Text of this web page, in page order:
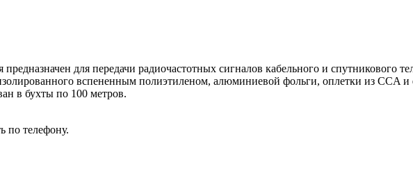
для передачи радиочастотных сигналов кабельного и спутникового
вспененным полиэтиленом, алюминиевой фольги, оплетки из CCA
в бухты по 100 метров.
по телефону.